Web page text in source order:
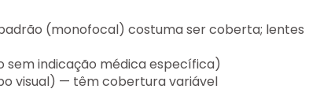
(monofocal) costuma ser coberta; lentes
sem indicação médica específica)
visual) — têm cobertura variável